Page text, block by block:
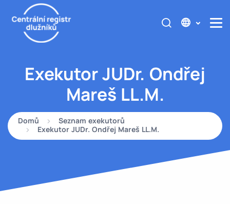
Exekutor JUDr. Ondřej
Mareš LL.M.
Domů
Seznam exekutorů
Exekutor JUDr. Ondřej Mareš LL.M.